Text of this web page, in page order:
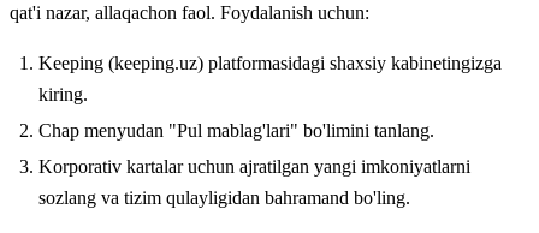
qat'i nazar, allaqachon faol. Foydalanish uchun:
Keeping (keeping.uz) platformasidagi shaxsiy kabinetingizga
kiring.
Chap menyudan "Pul mablag'lari" bo'limini tanlang.
Korporativ kartalar uchun ajratilgan yangi imkoniyatlarni
sozlang va tizim qulayligidan bahramand bo'ling.